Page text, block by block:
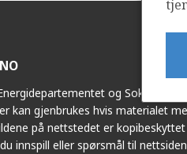
og
kan gjenbrukes hvis materialet
på nettstedet er
innspill eller spørsmål til